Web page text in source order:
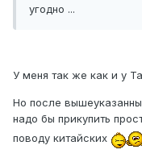
угодно ...
У меня так же как и у
Но после
надо бы прикупить
поводу китайских